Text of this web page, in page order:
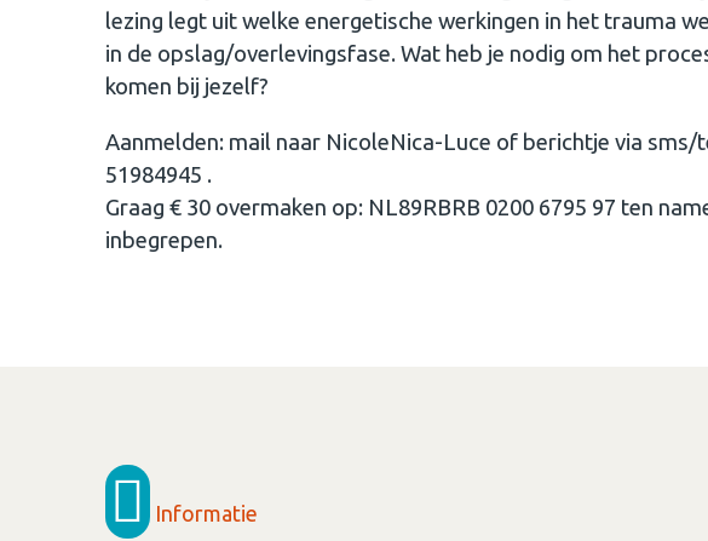
lezing legt uit welke energetische werkingen in het trauma
in de opslag/overlevingsfase. Wat heb je nodig om het
komen bij jezelf?
Aanmelden: mail naar NicoleNica-Luce of berichtje via
51984945 .
Graag € 30 overmaken op: NL89RBRB 0200 6795 97 ten
inbegrepen.
Informatie